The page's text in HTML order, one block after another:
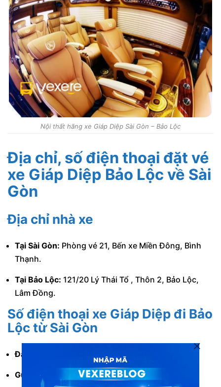
Nội thất hãng xe Giáp Diệp Sài Gòn – Bảo Lộc
Địa chỉ, số điện thoại đặt vé
xe Giáp Diệp Bảo Lộc về Sài
Gòn
Địa chỉ nhà xe
Tại Sài Gòn: Phòng vé 21, Bến xe Miền Đông, Bình
Thạnh.
Tại Bảo Lộc: 121/20 Lý Thái Tổ , Thôn 2, Bảo Lộc,
Lâm Đồng.
Số điện thoại xe Giáp Diệp đi Bảo
Lộc từ Sài Gòn
Đặt vé:
Gửi hàng: 0907 497 749 – 0852 449 749.